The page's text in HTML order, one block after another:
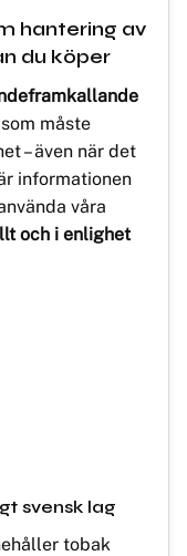
hantering av
du köper
som måste
– även när det
informationen
våra
och i enlighet
svensk lag
tobak